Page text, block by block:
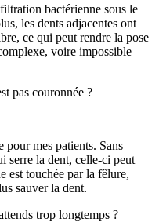
bactérienne sous le
les dents adjacentes ont
ce qui peut rendre la pose
voire impossible
pas couronnée ?
pour mes patients. Sans
serre la dent, celle-ci peut
est touchée par la fêlure,
sauver la dent.
trop longtemps ?